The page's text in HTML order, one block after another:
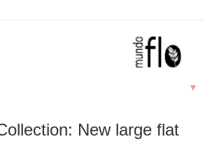
▼
New large flat